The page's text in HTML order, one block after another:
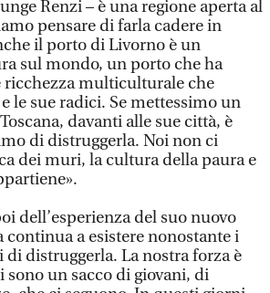
Renzi – è una regione aperta al
pensare di farla cadere in
il porto di Livorno è un
sul mondo, un porto che ha
ricchezza multiculturale che
le sue radici. Se mettessimo un
davanti alle sue città, è
di distruggerla. Noi non ci
dei muri, la cultura della paura e
dell’esperienza del suo nuovo
continua a esistere nonostante i
distruggerla. La nostra forza è
un sacco di giovani, di